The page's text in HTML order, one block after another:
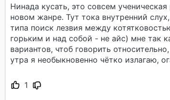
Нинада кусать, это совсем
новом жанре. Тут тока внутренний
типа поиск лезвия между
горьким и над собой - не айс) мне так
вариантов, чтоб говорить
утра я необыкновенно чëтко излагаю,
1